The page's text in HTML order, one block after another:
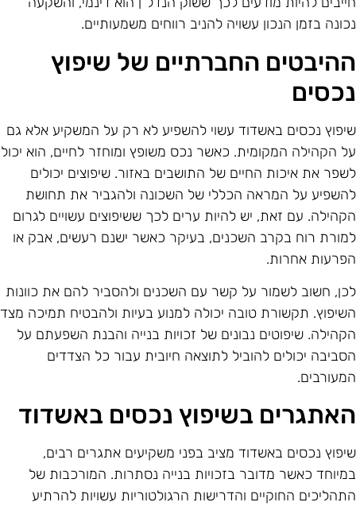
בזמן הנכון עשויה להניב רווחים משמעותיים.
החברתיים של שיפוץ
נכסים באשדוד עשוי להשפיע לא רק על המשקיע אלא גם
הקהילה המקומית. כאשר נכס משופץ ומוחזר לחיים, הוא יכול
את איכות החיים של התושבים באזור. שיפוצים יכולים
על המראה הכללי של השכונה ולהגביר את תחושת
עם זאת, יש להיות ערים לכך ששיפוצים עשויים לגרום
רוח בקרב השכנים, בעיקר כאשר ישנם רעשים, אבק או
אחרות.
חשוב לשמור על קשר עם השכנים ולהסביר להם את כוונות
תקשורת טובה יכולה למנוע בעיות ולהבטיח תמיכה מצד
שיפוטים נבונים של זכויות בנייה והבנת השפעתם על
יכולים להוביל לתוצאה חיובית עבור כל הצדדים
בשיפוץ נכסים באשדוד
נכסים באשדוד מציב בפני משקיעים אתגרים רבים,
כאשר מדובר בזכויות בנייה נסתרות. המורכבות של
החוקיים והדרישות הרגולטוריות עשויות להרתיע